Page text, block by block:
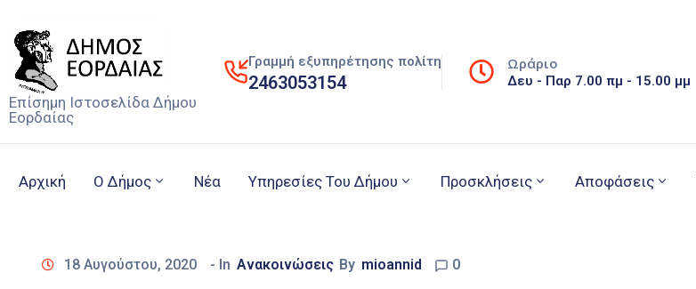
Επίσημη Ιστοσελίδα Δήμου
Εορδαίας
Γραμμή εξυπηρέτησης πολίτη
2463053154
Ωράριο
Δευ - Παρ 7.00 πμ - 15.00 μμ
Αρχική Ο Δήμος Νέα Υπηρεσίες Του Δήμου Προσκλήσεις Αποφάσεις
18 Αυγούστου, 2020 - In Ανακοινώσεις By mioannid 0